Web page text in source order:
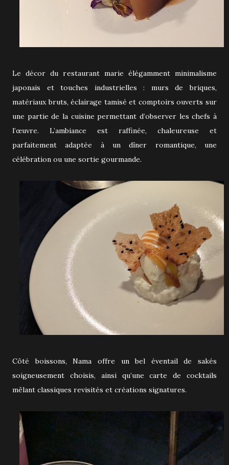
Le décor du restaurant marie élégamment minimalisme
japonais et touches industrielles : murs de briques,
matériaux bruts, éclairage tamisé et comptoirs ouverts sur
une partie de la cuisine permettant d’observer les chefs à
l’œuvre. L’ambiance est raffinée, chaleureuse et
parfaitement adaptée à un dîner romantique, une
célébration ou une sortie gourmande.
Côté boissons, Nama offre un bel éventail de sakés
soigneusement choisis, ainsi qu’une carte de cocktails
mêlant classiques revisités et créations signatures.